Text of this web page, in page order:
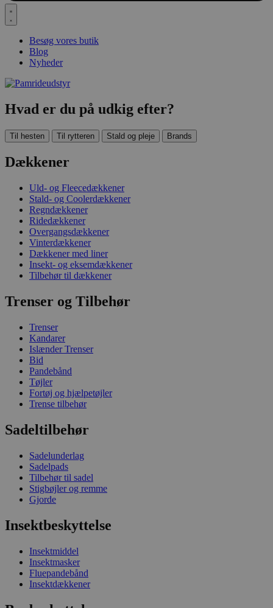
Besøg vores butik
Blog
Nyheder
Hvad er du på udkig efter?
Til hesten Til rytteren Stald og pleje Brands
Dækkener
Uld- og Fleecedækkener
Stald- og Coolerdækkener
Regndækkener
Ridedækkener
Overgangsdækkener
Vinterdækkener
Dækkener med liner
Insekt- og eksemdækkener
Tilbehør til dækkener
Trenser og Tilbehør
Trenser
Kandarer
Islænder Trenser
Bid
Pandebånd
Tøjler
Fortøj og hjælpetøjler
Trense tilbehør
Sadeltilbehør
Sadelunderlag
Sadelpads
Tilbehør til sadel
Stigbøjler og remme
Gjorde
Insektbeskyttelse
Insektmiddel
Insektmasker
Fluepandebånd
Insektdækkener